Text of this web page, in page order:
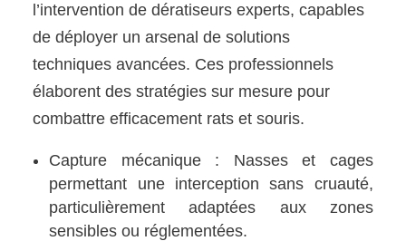
l’intervention de dératiseurs experts, capables
de déployer un arsenal de solutions
techniques avancées. Ces professionnels
élaborent des stratégies sur mesure pour
combattre efficacement rats et souris.
Capture mécanique : Nasses et cages
permettant une interception sans cruauté,
particulièrement adaptées aux zones
sensibles ou réglementées.